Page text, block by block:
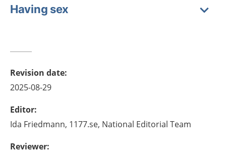
Having sex
Revision date:
2025-08-29
Editor:
Ida Friedmann, 1177.se, National Editorial Team
Reviewer: